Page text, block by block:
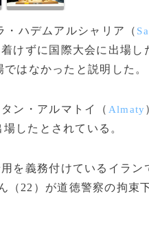
・ハデムアルシャリア（
けずに国際大会に出場し
はなかったと説明した。
ン・アルマトイ（ Almaty
したとされている。
を義務付けているイラン
（22）が道徳警察の拘束